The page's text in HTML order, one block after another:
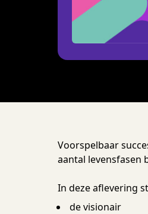
Voorspelbaar
aantal levensfasen
In deze aflevering
de visionair